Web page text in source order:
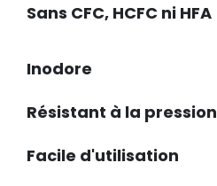
Sans CFC, HCFC ni HFA
Inodore
Résistant à la pression
Facile d'utilisation